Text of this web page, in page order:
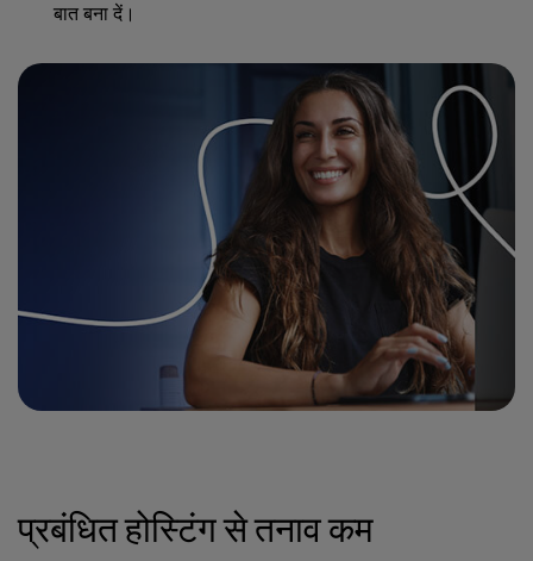
बात बना दें।
प्रबंधित होस्टिंग से तनाव कम